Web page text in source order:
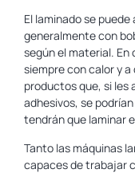
El laminado se
generalmente con
según el material.
siempre con calor y a
productos que, si les
adhesivos, se
tendrán que laminar
Tanto las máquinas
capaces de trabajar